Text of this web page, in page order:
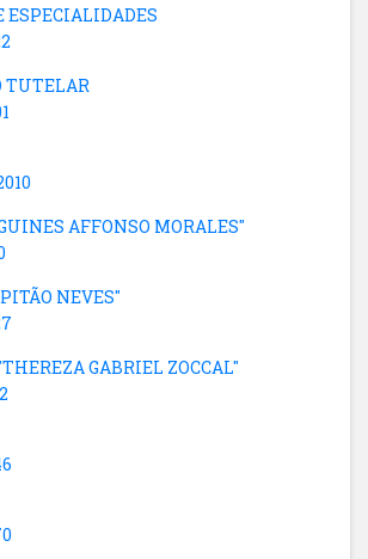
ESPECIALIDADES
TUTELAR
AFFONSO MORALES"
NEVES"
GABRIEL ZOCCAL"